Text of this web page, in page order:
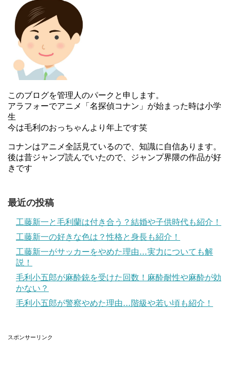
このブログを管理人のパークと申します。
アラフォーでアニメ「名探偵コナン」が始まった時は小学
生
今は毛利のおっちゃんより年上です笑
コナンはアニメ全話見ているので、知識に自信あります。
後は昔ジャンプ読んでいたので、ジャンプ界隈の作品が好
きです
最近の投稿
工藤新一と毛利蘭は付き合う？結婚や子供時代も紹介！
工藤新一の好きな色は？性格と身長も紹介！
工藤新一がサッカーをやめた理由…実力についても解
説！
毛利小五郎が麻酔銃を受けた回数！麻酔耐性や麻酔が効
かない？
毛利小五郎が警察やめた理由…階級や若い頃も紹介！
スポンサーリンク